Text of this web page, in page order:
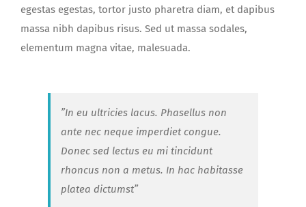
egestas egestas, tortor justo pharetra diam, et dapibus
massa nibh dapibus risus. Sed ut massa sodales,
elementum magna vitae, malesuada.
”In eu ultricies lacus. Phasellus non
ante nec neque imperdiet congue.
Donec sed lectus eu mi tincidunt
rhoncus non a metus. In hac habitasse
platea dictumst”